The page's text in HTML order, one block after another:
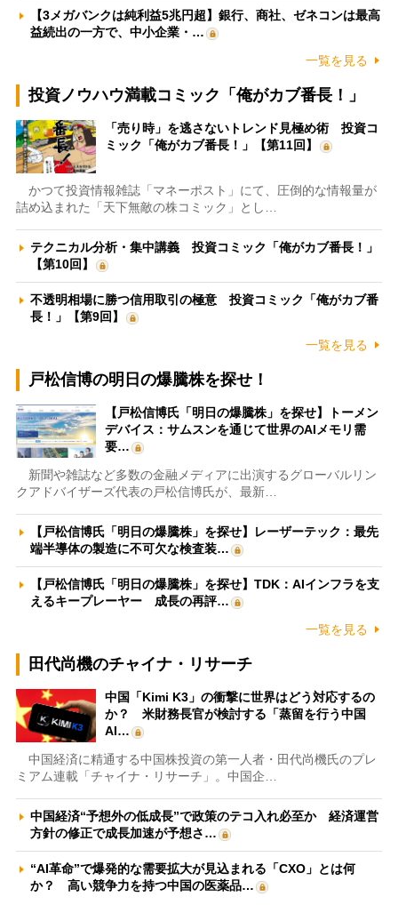
【3メガバンクは純利益5兆円超】銀行、商社、ゼネコンは最高
益続出の一方で、中小企業・…
一覧を見る
投資ノウハウ満載コミック「俺がカブ番長！」
「売り時」を逃さないトレンド見極め術 投資コ
ミック「俺がカブ番長！」【第11回】
かつて投資情報雑誌「マネーポスト」にて、圧倒的な情報量が
詰め込まれた「天下無敵の株コミック」とし…
テクニカル分析・集中講義 投資コミック「俺がカブ番長！」
【第10回】
不透明相場に勝つ信用取引の極意 投資コミック「俺がカブ番
長！」【第9回】
一覧を見る
戸松信博の明日の爆騰株を探せ！
【戸松信博氏「明日の爆騰株」を探せ】トーメン
デバイス：サムスンを通じて世界のAIメモリ需
要…
新聞や雑誌など多数の金融メディアに出演するグローバルリン
クアドバイザーズ代表の戸松信博氏が、最新…
【戸松信博氏「明日の爆騰株」を探せ】レーザーテック：最先
端半導体の製造に不可欠な検査装…
【戸松信博氏「明日の爆騰株」を探せ】TDK：AIインフラを支
えるキープレーヤー 成長の再評…
一覧を見る
田代尚機のチャイナ・リサーチ
中国「Kimi K3」の衝撃に世界はどう対応するの
か？ 米財務長官が検討する「蒸留を行う中国
AI…
中国経済に精通する中国株投資の第一人者・田代尚機氏のプレ
ミアム連載「チャイナ・リサーチ」。中国企…
中国経済“予想外の低成長”で政策のテコ入れ必至か 経済運営
方針の修正で成長加速が予想さ…
“AI革命”で爆発的な需要拡大が見込まれる「CXO」とは何
か？ 高い競争力を持つ中国の医薬品…